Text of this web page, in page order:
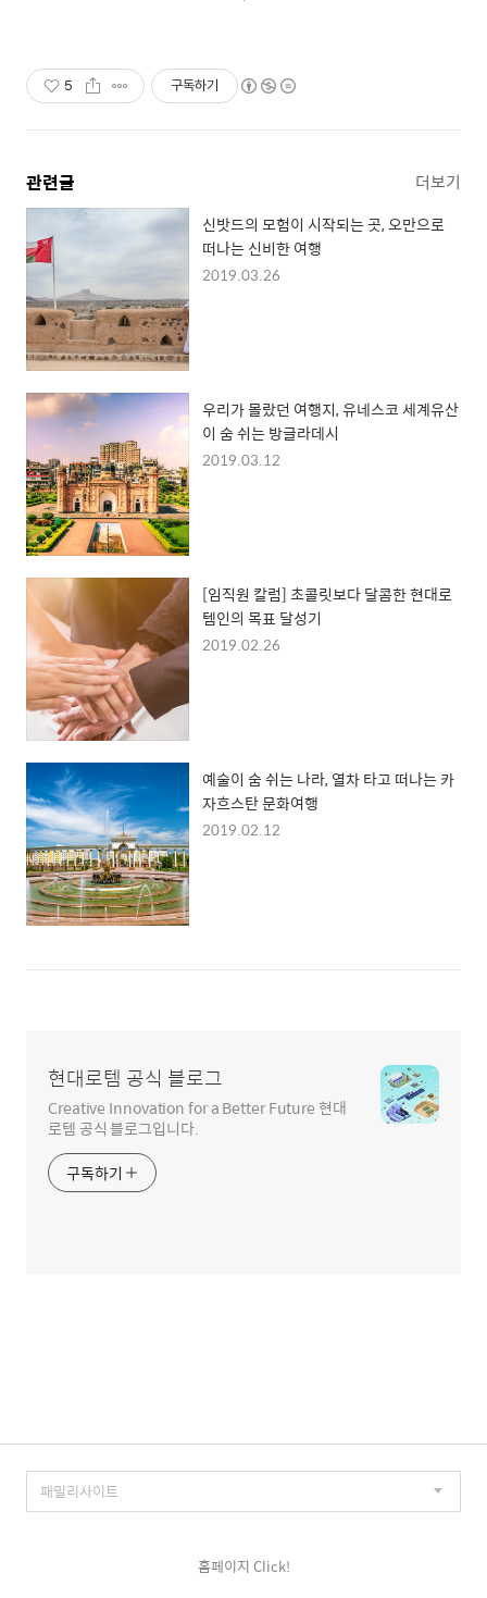
5 구독하기
관련글 더보기
신밧드의 모험이 시작되는 곳, 오만으로
떠나는 신비한 여행
2019.03.26
우리가 몰랐던 여행지, 유네스코 세계유산
이 숨 쉬는 방글라데시
2019.03.12
[임직원 칼럼] 초콜릿보다 달콤한 현대로
템인의 목표 달성기
2019.02.26
예술이 숨 쉬는 나라, 열차 타고 떠나는 카
자흐스탄 문화여행
2019.02.12
현대로템 공식 블로그
Creative Innovation for a Better Future 현대
로템 공식 블로그입니다.
구독하기
홈페이지 Click!